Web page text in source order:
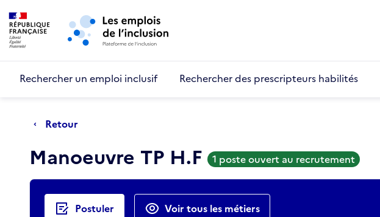
Aller au menu principal
Rechercher un emploi inclusif Rechercher des prescripteurs habilités
Retour
Manoeuvre TP H.F 1 poste ouvert au recrutement
Actions rapides
Postuler Voir tous les métiers